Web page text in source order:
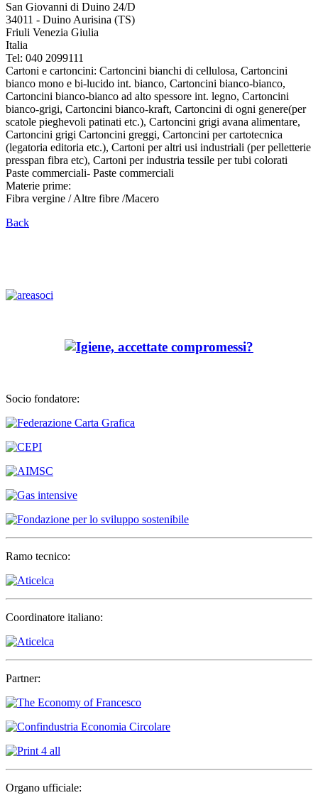
San Giovanni di Duino 24/D
34011 - Duino Aurisina (TS)
Friuli Venezia Giulia
Italia
Tel: 040 2099111
Cartoni e cartoncini: Cartoncini bianchi di cellulosa, Cartoncini
bianco mono e bi-lucido int. bianco, Cartoncini bianco-bianco,
Cartoncini bianco-bianco ad alto spessore int. legno, Cartoncini
bianco-grigi, Cartoncini bianco-kraft, Cartoncini di ogni genere(per
scatole pieghevoli patinati etc.), Cartoncini grigi avana alimentare,
Cartoncini grigi Cartoncini greggi, Cartoncini per cartotecnica
(legatoria editoria etc.), Cartoni per altri usi industriali (per pelletterie
presspan fibra etc), Cartoni per industria tessile per tubi colorati
Paste commerciali- Paste commerciali
Materie prime:
Fibra vergine / Altre fibre /Macero
Back
Socio fondatore:
Ramo tecnico:
Coordinatore italiano:
Partner:
Organo ufficiale: